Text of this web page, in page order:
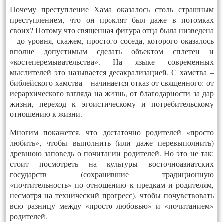
Почему преступление Хама оказалось столь страшным
преступлением, что он проклят был даже в потомках
своих? Потому что священная фигура отца была низведена
– до уровня, скажем, простого соседа, которого оказалось
вполне допустимым сделать объектом сплетен и
«костеперемывательства». На языке современных
мыслителей это называется десакрализацией. С хамства –
библейского хамства – начинается отказ от священного: от
иерархического взгляда на жизнь, от благодарности за дар
жизни, переход к эгоистическому и потребительскому
отношению к жизни.
Многим покажется, что достаточно родителей «просто
любить», чтобы выполнить (или даже перевыполнить)
древнюю заповедь о почитании родителей. Но это не так:
стоит посмотреть на культуры восточноазиатских
государств (сохранившие традиционную
«почтительность» по отношению к предкам и родителям,
несмотря на технический прогресс), чтобы почувствовать
всю разницу между «просто любовью» и «почитанием»
родителей.